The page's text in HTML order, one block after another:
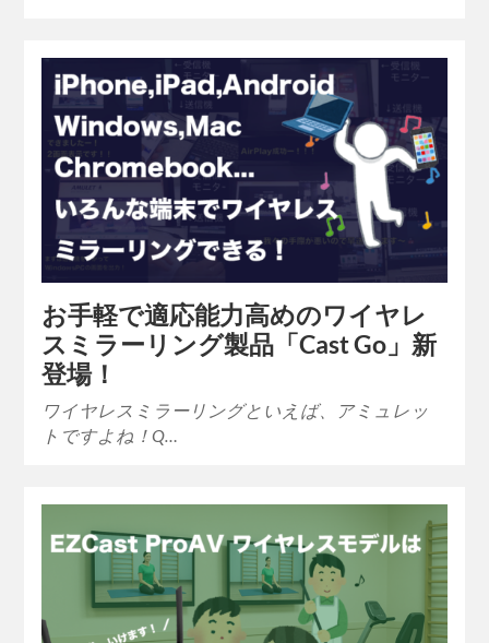
お手軽で適応能力高めのワイヤレ
スミラーリング製品「Cast Go」新
登場！
ワイヤレスミラーリングといえば、アミュレッ
トですよね！Q…